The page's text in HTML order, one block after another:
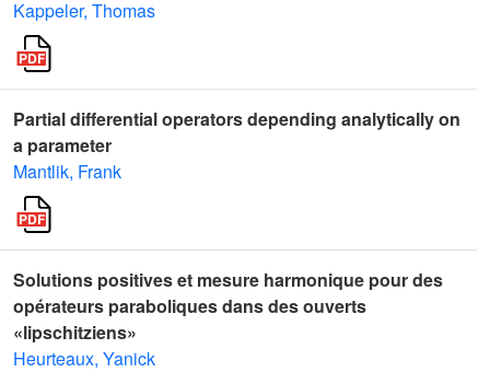
Kappeler, Thomas
Partial differential operators depending analytically on
a parameter
Mantlik, Frank
Solutions positives et mesure harmonique pour des
opérateurs paraboliques dans des ouverts
«lipschitziens»
Heurteaux, Yanick